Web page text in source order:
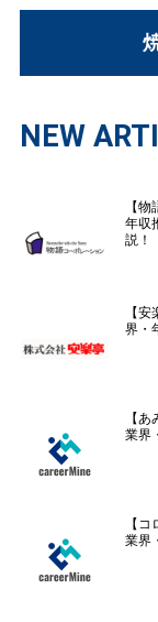
NEW
【
年収
説！
【
界・
【
業界
【
業界